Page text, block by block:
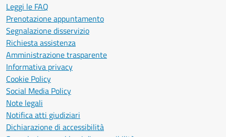
Leggi le FAQ
Prenotazione appuntamento
Segnalazione disservizio
Richiesta assistenza
Amministrazione trasparente
Informativa privacy
Cookie Policy
Social Media Policy
Note legali
Notifica atti giudiziari
Dichiarazione di accessibilità